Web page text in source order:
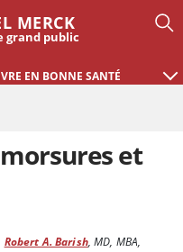
MERCK
grand public
EN BONNE SANTÉ
et
Robert A. Barish,MD, MBA,